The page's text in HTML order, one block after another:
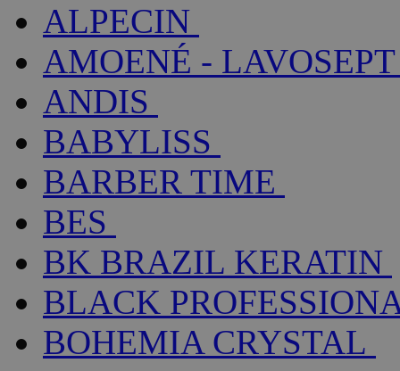
ALPECIN
AMOENÉ - LAVOSEPT
ANDIS
BABYLISS
BARBER TIME
BES
BK BRAZIL KERATIN
BLACK
BOHEMIA CRYSTAL